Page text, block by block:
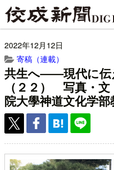
2022年12月12日
寄稿（連載）
共生へ――現代に伝
（２２） 写真・
院大學神道文化学部